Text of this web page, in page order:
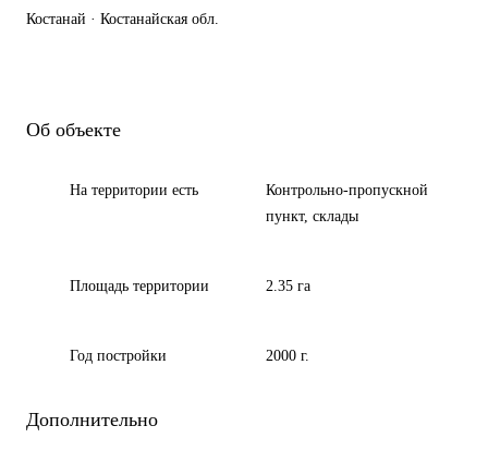
Костанай · Костанайская обл.
Об объекте
На территории есть
Контрольно-пропускной
пункт, склады
Площадь территории 2.35 га
Год постройки 2000 г.
Дополнительно